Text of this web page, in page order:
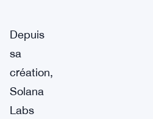
Depuis
sa
création,
Solana
Labs